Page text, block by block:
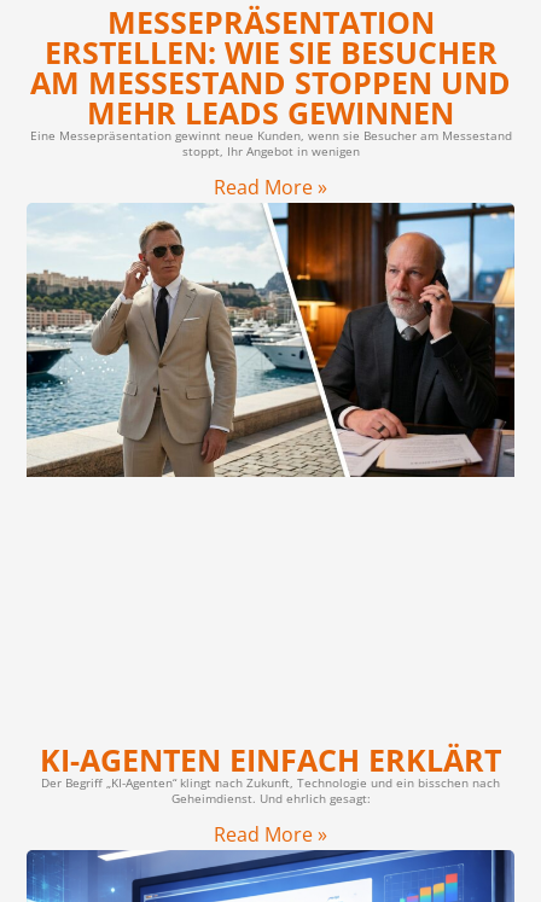
MESSEPRÄSENTATION
ERSTELLEN: WIE SIE BESUCHER
AM MESSESTAND STOPPEN UND
MEHR LEADS GEWINNEN
Eine Messepräsentation gewinnt neue Kunden, wenn sie Besucher am Messestand
stoppt, Ihr Angebot in wenigen
Read More »
KI-AGENTEN EINFACH ERKLÄRT
Der Begriff „KI-Agenten“ klingt nach Zukunft, Technologie und ein bisschen nach
Geheimdienst. Und ehrlich gesagt:
Read More »